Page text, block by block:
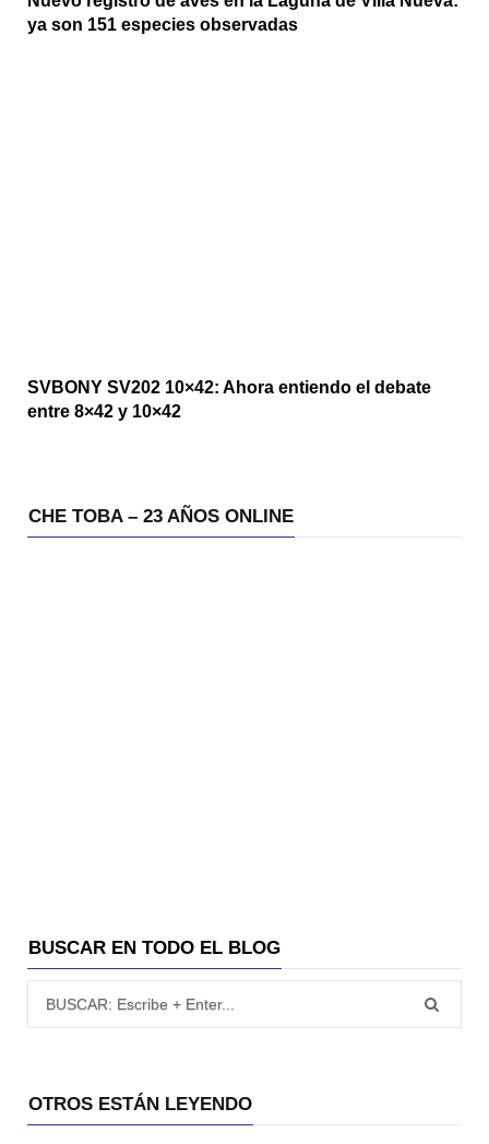
ya son 151 especies observadas
SVBONY SV202 10×42: Ahora entiendo el debate
entre 8×42 y 10×42
CHE TOBA – 23 AÑOS ONLINE
BUSCAR EN TODO EL BLOG
OTROS ESTÁN LEYENDO